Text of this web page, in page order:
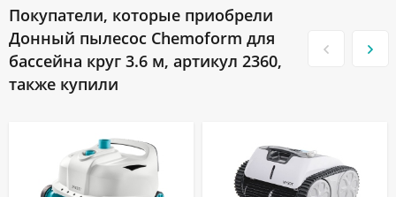
Покупатели, которые приобрели
Донный пылесос Chemoform для
бассейна круг 3.6 м, артикул 2360,
также купили